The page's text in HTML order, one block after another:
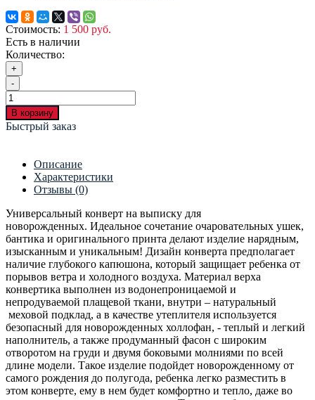
Стоимость: 1 500 руб.
Есть в наличии
Количество:
+
-
В корзину
Быстрый заказ
Описание
Характеристики
Отзывы (0)
Универсальный конверт на выписку для
новорожденных. Идеальное сочетание очаровательных ушек,
бантика и оригинального принта делают изделие нарядным,
изысканным и уникальным! Дизайн конверта предполагает
наличие глубокого капюшона, который защищает ребенка от
порывов ветра и холодного воздуха. Материал верха
конвертика выполнен из водонепроницаемой и
непродуваемой плащевой ткани, внутри – натуральный
меховой подклад, а в качестве утеплителя используется
безопасный для новорожденных холлофан, - теплый и легкий
наполнитель, а также продуманный фасон с широким
отворотом на груди и двумя боковыми молниями по всей
длине модели. Такое изделие подойдет новорожденному от
самого рождения до полугода, ребенка легко разместить в
этом конверте, ему в нем будет комфортно и тепло, даже во